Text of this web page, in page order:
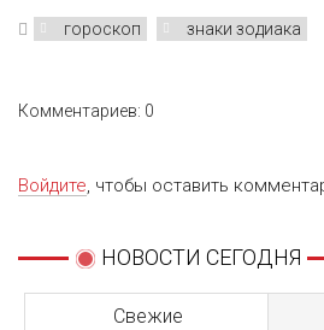
гороскоп знаки зодиака
Комментариев: 0
Войдите, чтобы оставить
НОВОСТИ СЕГОДНЯ
Свежие